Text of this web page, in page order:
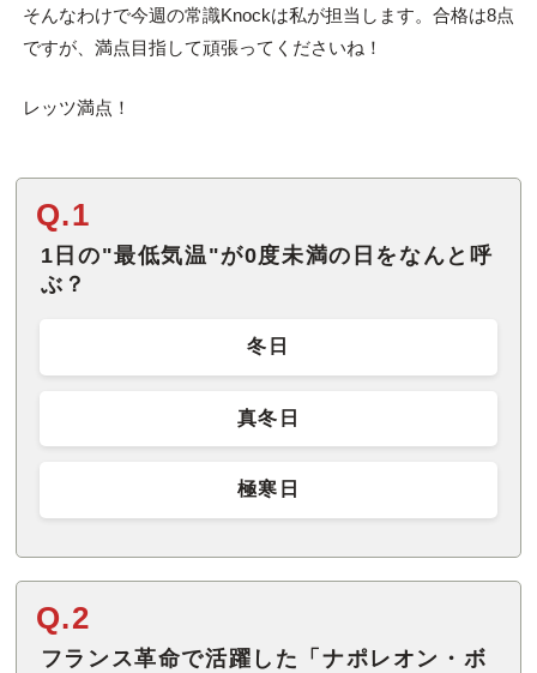
そんなわけで今週の常識Knockは私が担当します。合格は8点
ですが、満点目指して頑張ってくださいね！
レッツ満点！
Q.1
1日の"最低気温"が0度未満の日をなんと呼
ぶ？
冬日
真冬日
極寒日
Q.2
フランス革命で活躍した「ナポレオン・ボ